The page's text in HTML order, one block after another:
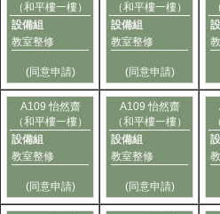
（和平樓一樓）
設備組
教室整修
(同意申請)
（和平樓一樓）
設備組
教室整修
(同意申請)
A109 怡然齋
（和平樓一樓）
設備組
教室整修
(同意申請)
A109 怡然齋
（和平樓一樓）
設備組
教室整修
(同意申請)